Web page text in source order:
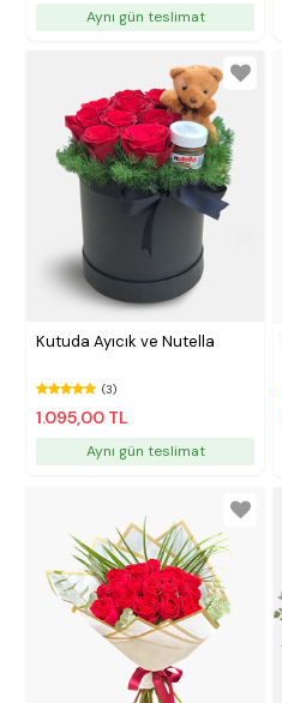
Aynı gün teslimat
Kutuda Ayıcık ve Nutella
(3)
1.095,00 TL
Aynı gün teslimat